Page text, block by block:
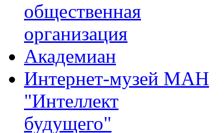
общественная
организация
Академиан
Интернет-музей МАН
"Интеллект
будущего"